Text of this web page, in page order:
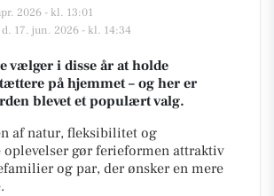
2026 - kl. 13:01
17. jun. 2026 - kl. 14:34
vælger i disse år at holde
på hjemmet – og her er
blevet et populært valg.
af natur, fleksibilitet og
gør ferieformen attraktiv
og par, der ønsker en mere